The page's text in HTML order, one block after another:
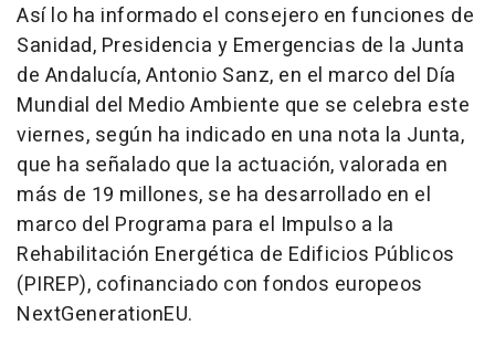
Así lo ha informado el consejero en funciones de
Sanidad, Presidencia y Emergencias de la Junta
de Andalucía, Antonio Sanz, en el marco del Día
Mundial del Medio Ambiente que se celebra este
viernes, según ha indicado en una nota la Junta,
que ha señalado que la actuación, valorada en
más de 19 millones, se ha desarrollado en el
marco del Programa para el Impulso a la
Rehabilitación Energética de Edificios Públicos
(PIREP), cofinanciado con fondos europeos
NextGenerationEU.